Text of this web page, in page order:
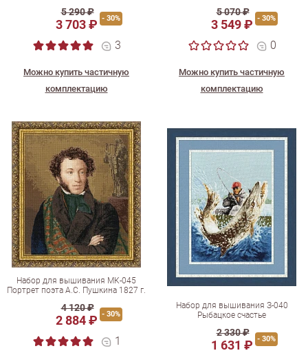
5 290 ₽
3 703 ₽ - 30%
3
Можно купить частичную
комплектацию
5 070 ₽
3 549 ₽ - 30%
0
Можно купить частичную
комплектацию
Набор для вышивания МК-045
Портрет поэта А.С. Пушкина 1827 г.
4 120 ₽
2 884 ₽ - 30%
1
Набор для вышивания З-040
Рыбацкое счастье
2 330 ₽
1 631 ₽ - 30%